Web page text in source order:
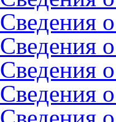
Сведения
Сведения
Сведения
Сведения